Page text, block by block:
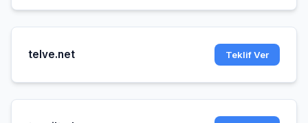
telve.net Teklif Ver